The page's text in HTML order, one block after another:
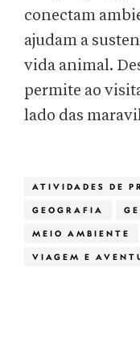
conectam
ajudam a
vida animal.
permite ao
lado das
ATIVIDADES DE
GEOGRAFIA
MEIO AMBIENTE
VIAGEM E